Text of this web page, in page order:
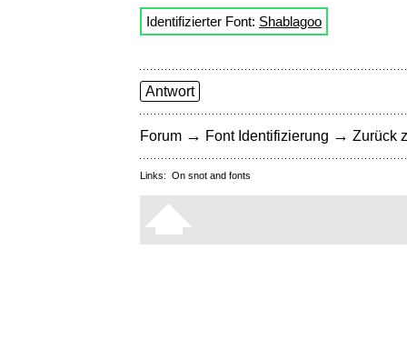
Identifizierter Font: Shablagoo
Antwort
Forum → Font Identifizierung → Zurück
Links: On snot and fonts